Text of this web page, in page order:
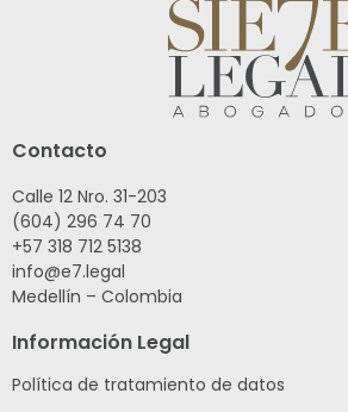
Contacto
Calle 12 Nro. 31-203
(604) 296 74 70
+57 318 712 5138
info@e7.legal
Medellín – Colombia
Información Legal
Política de tratamiento de datos